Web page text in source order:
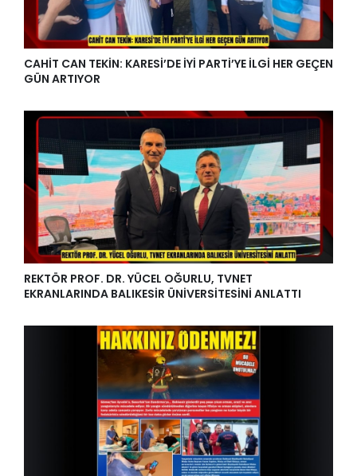
CAHİT CAN TEKİN: KARESİ’DE İYİ PARTİ’YE İLGİ HER GEÇEN
GÜN ARTIYOR
REKTÖR PROF. DR. YÜCEL OĞURLU, TVNET
EKRANLARINDA BALIKESİR ÜNİVERSİTESİNİ ANLATTI